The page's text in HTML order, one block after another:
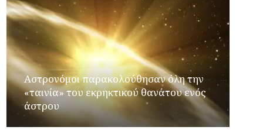
Αστρονόμοι παρακολούθησαν όλη την
«ταινία» του εκρηκτικού θανάτου ενός
άστρου